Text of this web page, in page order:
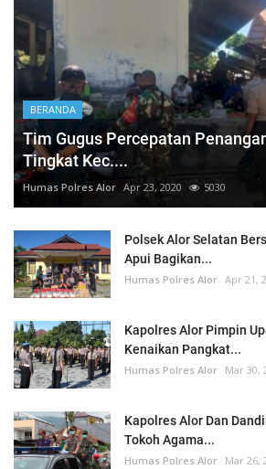
BERANDA
Tim Gugus Percepatan
Tingkat Kec....
Humas Polres Alor Apr 23, 2020 5030
Polsek Alor Selatan
Apui Bagikan...
Humas Polres Alor Apr 21,
Kapolres Alor Pimpin
Kenaikan Pangkat...
Humas Polres Alor Mar 30,
Kapolres Alor Dan
Tokoh Agama...
Humas Polres Alor Mar 26,